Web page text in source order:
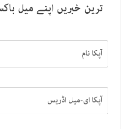
ترین خبریں اپنے میل